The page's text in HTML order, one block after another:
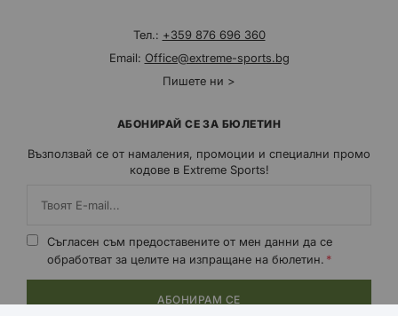
Тел.: +359 876 696 360
Email: Office@extreme-sports.bg
Пишете ни >
АБОНИРАЙ СЕ ЗА БЮЛЕТИН
Възползвай се от намаления, промоции и специални промо
кодове в Extreme Sports!
Съгласен съм предоставените от мен данни да се
обработват за целите на изпращане на бюлетин.
АБОНИРАМ СЕ